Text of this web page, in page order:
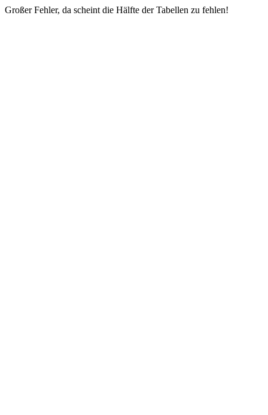
Großer Fehler, da scheint die Hälfte der Tabellen zu fehlen!